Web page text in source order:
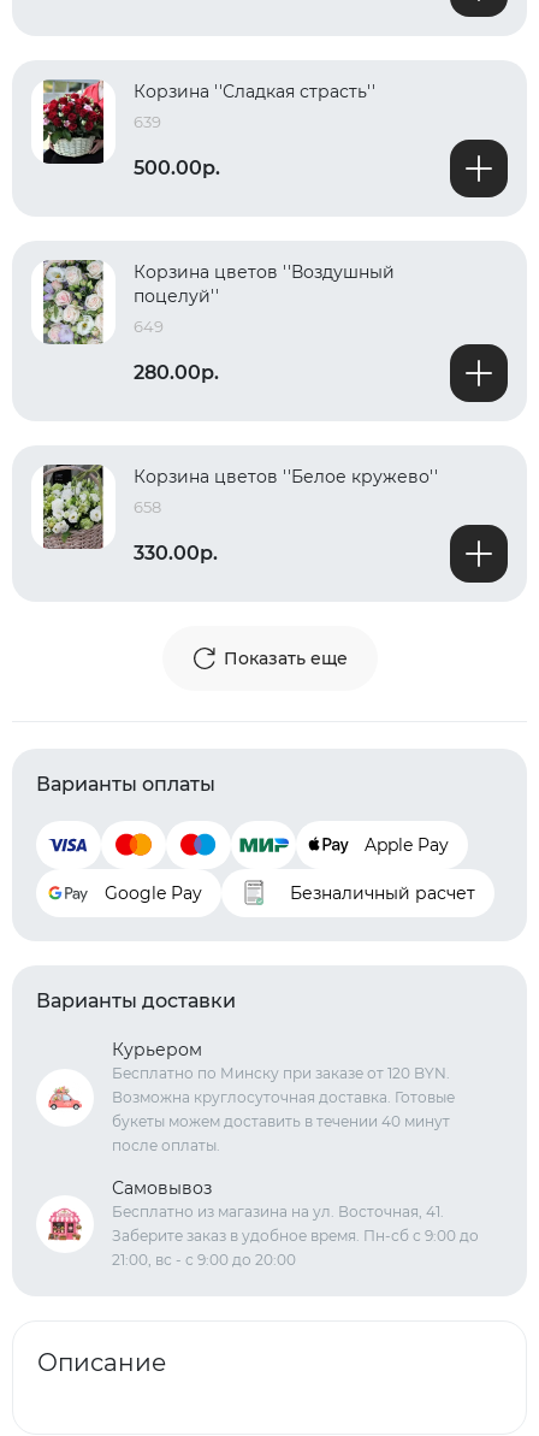
Корзина ''Сладкая страсть''
639
500.00р.
Корзина цветов ''Воздушный
поцелуй''
649
280.00р.
Корзина цветов ''Белое кружево''
658
330.00р.
Показать еще
Варианты оплаты
Apple Pay
Google Pay Безналичный расчет
Варианты доставки
Курьером
Бесплатно по Минску при заказе от 120 BYN.
Возможна круглосуточная доставка. Готовые
букеты можем доставить в течении 40 минут
после оплаты.
Самовывоз
Бесплатно из магазина на ул. Восточная, 41.
Заберите заказ в удобное время. Пн-сб с 9:00 до
21:00, вс - с 9:00 до 20:00
Описание